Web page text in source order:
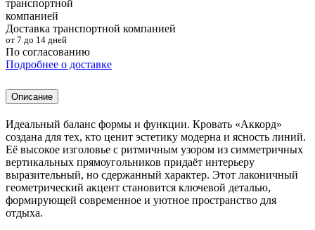
Доставка транспортной компанией
от 7 до 14 дней
По согласованию
Подробнее о доставке
Описание
Идеальный баланс формы и функции. Кровать «Аккорд»
создана для тех, кто ценит эстетику модерна и ясность линий.
Её высокое изголовье с ритмичным узором из симметричных
вертикальных прямоугольников придаёт интерьеру
выразительный, но сдержанный характер. Этот лаконичный
геометрический акцент становится ключевой деталью,
формирующей современное и уютное пространство для
отдыха.